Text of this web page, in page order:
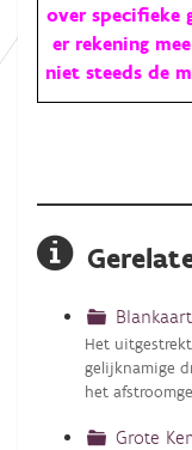
over specifieke
er rekening
niet steeds de
Het
gelijknamige
het
Grote